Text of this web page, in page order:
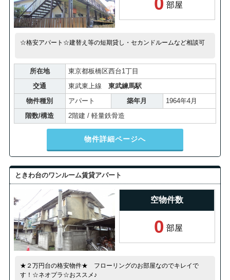
部屋
☆格安アパート☆建替え等の短期貸し・セカンドルームなど相談可
所在地
東京都板橋区西台1丁目
交通
東武東上線 東武練馬駅
物件種別
アパート 築年月
1964年4月
階数/構造
2階建 / 軽量鉄骨造
物件詳細ページへ
ときわ台のワンルーム賃貸アパート
空物件数
0 部屋
★２万円台の格安物件★ フローリングのお部屋なのでキレイで
す！☆ネオプラ☆おススメ♪